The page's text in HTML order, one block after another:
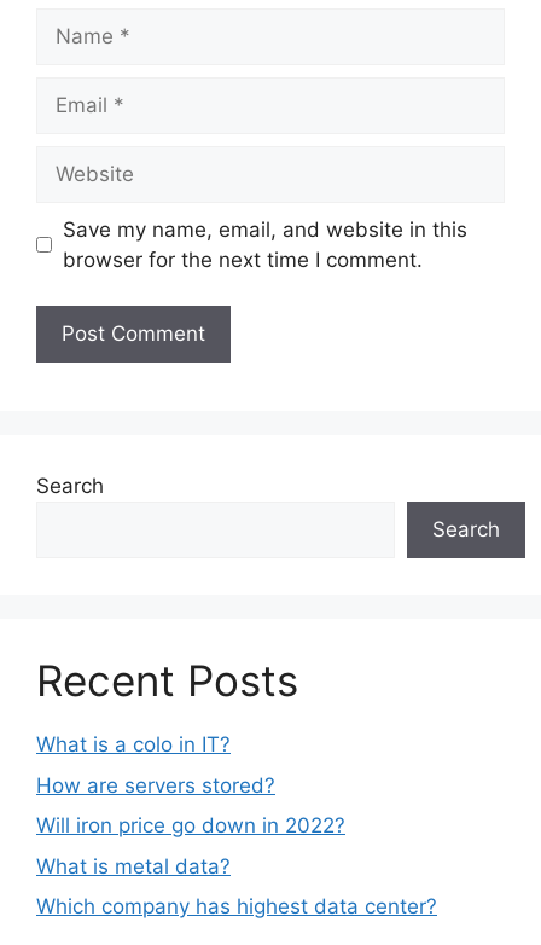
Save my name, email, and website in this
browser for the next time I comment.
Search
Search
Recent Posts
What is a colo in IT?
How are servers stored?
Will iron price go down in 2022?
What is metal data?
Which company has highest data center?